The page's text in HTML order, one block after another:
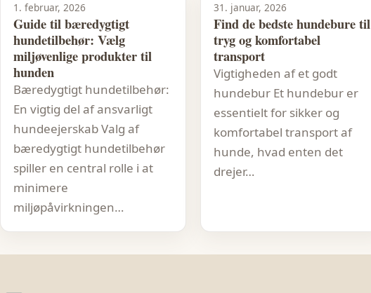
1. februar, 2026
Guide til bæredygtigt
hundetilbehør: Vælg
miljøvenlige produkter til
hunden
Bæredygtigt hundetilbehør:
En vigtig del af ansvarligt
hundeejerskab Valg af
bæredygtigt hundetilbehør
spiller en central rolle i at
minimere
miljøpåvirkningen…
31. januar, 2026
Find de bedste hundebure til
tryg og komfortabel
transport
Vigtigheden af et godt
hundebur Et hundebur er
essentielt for sikker og
komfortabel transport af
hunde, hvad enten det
drejer…